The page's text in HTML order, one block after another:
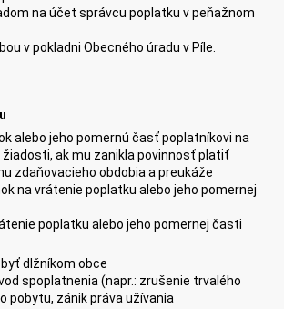
na účet správcu poplatku v peňažnom
v pokladni Obecného úradu v Píle.
alebo jeho pomernú časť poplatníkovi na
žiadosti, ak mu zanikla povinnosť platiť
zdaňovacieho obdobia a preukáže
na vrátenie poplatku alebo jeho pomernej
poplatku alebo jeho pomernej časti
dlžníkom obce
spoplatnenia (napr.: zrušenie trvalého
pobytu, zánik práva užívania